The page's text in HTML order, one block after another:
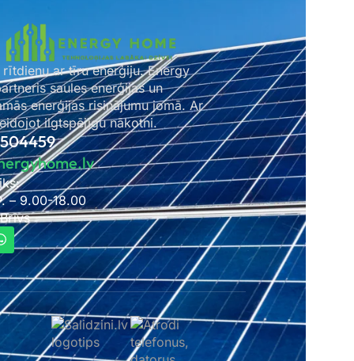
ar tīru enerģiju. Energy
saules enerģijas un
enerģijas risinājumu jomā. Ar
ilgtspējīgu nākotni.
– 9.00-18.00